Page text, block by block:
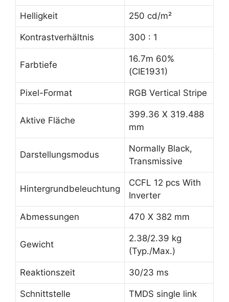
Helligkeit 250 cd/m²
Kontrastverhältnis 300 : 1
Farbtiefe
16.7m 60%
(CIE1931)
Pixel-Format RGB Vertical Stripe
Aktive Fläche
399.36 X 319.488
mm
Darstellungsmodus
Normally Black,
Transmissive
Hintergrundbeleuchtung
CCFL 12 pcs With
Inverter
Abmessungen 470 X 382 mm
Gewicht
2.38/2.39 kg
(Typ./Max.)
Reaktionszeit 30/23 ms
Schnittstelle TMDS single link